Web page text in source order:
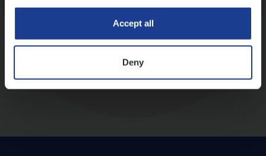
Accept all
Deny